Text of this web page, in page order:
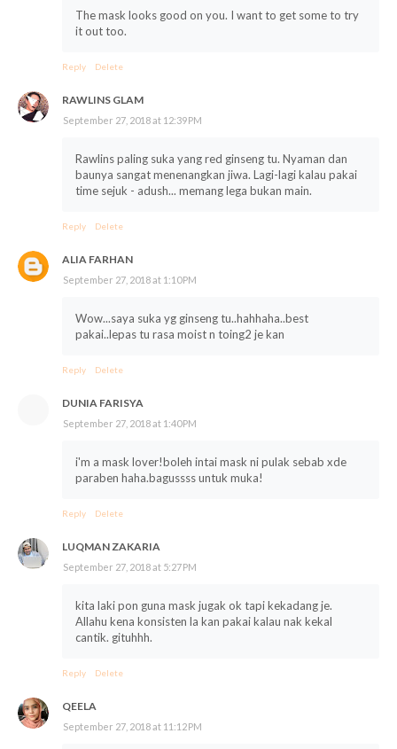
The mask looks good on you. I want to get some to try
it out too.
Reply Delete
RAWLINS GLAM
September 27, 2018 at 12:39 PM
Rawlins paling suka yang red ginseng tu. Nyaman dan
baunya sangat menenangkan jiwa. Lagi-lagi kalau pakai
time sejuk - adush... memang lega bukan main.
Reply Delete
ALIA FARHAN
September 27, 2018 at 1:10 PM
Wow...saya suka yg ginseng tu..hahhaha..best
pakai..lepas tu rasa moist n toing2 je kan
Reply Delete
DUNIA FARISYA
September 27, 2018 at 1:40 PM
i'm a mask lover!boleh intai mask ni pulak sebab xde
paraben haha.bagussss untuk muka!
Reply Delete
LUQMAN ZAKARIA
September 27, 2018 at 5:27 PM
kita laki pon guna mask jugak ok tapi kekadang je.
Allahu kena konsisten la kan pakai kalau nak kekal
cantik. gituhhh.
Reply Delete
QEELA
September 27, 2018 at 11:12 PM